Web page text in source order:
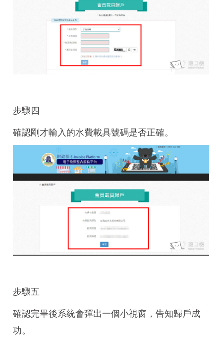
步驟四
確認剛才輸入的水費載具號碼是否正確。
步驟五
確認完畢後系統會彈出一個小視窗，告知歸戶成
功。